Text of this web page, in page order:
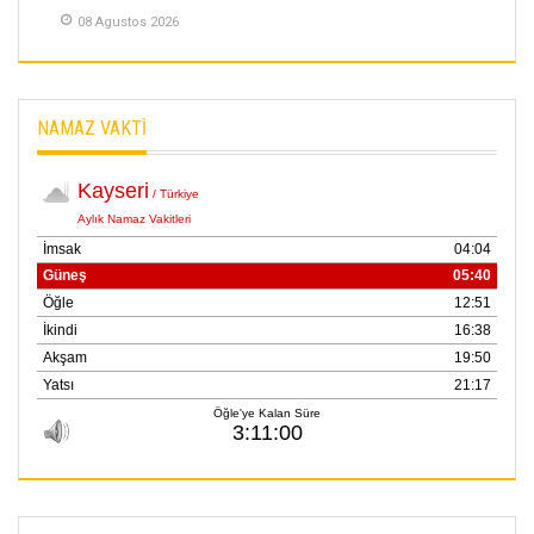
İlgi Alanlarımız ve Biz
SÜRMEN
puana Ulaştı
01 Mayis 2026
08 Agustos 2026
NAMAZ VAKTİ